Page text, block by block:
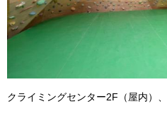
クライミングセンター2F（屋内）